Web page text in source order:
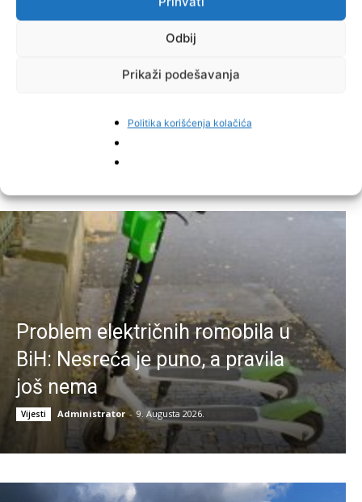
Odbij
Prikaži podešavanja
Politika korišćenja kolačića
Problem električnih romobila u
BiH: Nesreća je puno, a pravila
još nema
Vijesti Administrator - 9. Augusta 2026.